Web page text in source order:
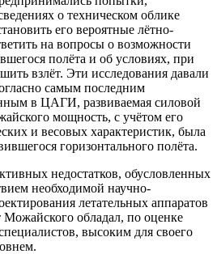
о техническом облике
его вероятные лётно-
на вопросы о возможности
полёта и об условиях, при
взлёт. Эти исследования давали
самым последним
в ЦАГИ, развиваемая силовой
мощность, с учётом его
и весовых характеристик, была
горизонтального полёта.
недостатков, обусловленных
необходимой научно-
летательных аппаратов
Можайского обладал, по оценке
высоким для своего